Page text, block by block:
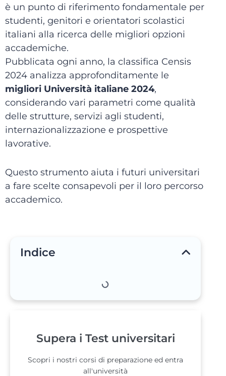
è un punto di riferimento fondamentale per
studenti, genitori e orientatori scolastici
italiani alla ricerca delle migliori opzioni
accademiche.
Pubblicata ogni anno, la classifica Censis
2024 analizza approfonditamente le
migliori Università italiane 2024,
considerando vari parametri come qualità
delle strutture, servizi agli studenti,
internazionalizzazione e prospettive
lavorative.
Questo strumento aiuta i futuri universitari
a fare scelte consapevoli per il loro percorso
accademico.
Indice
Supera i Test universitari
Scopri i nostri corsi di preparazione ed entra
all'università